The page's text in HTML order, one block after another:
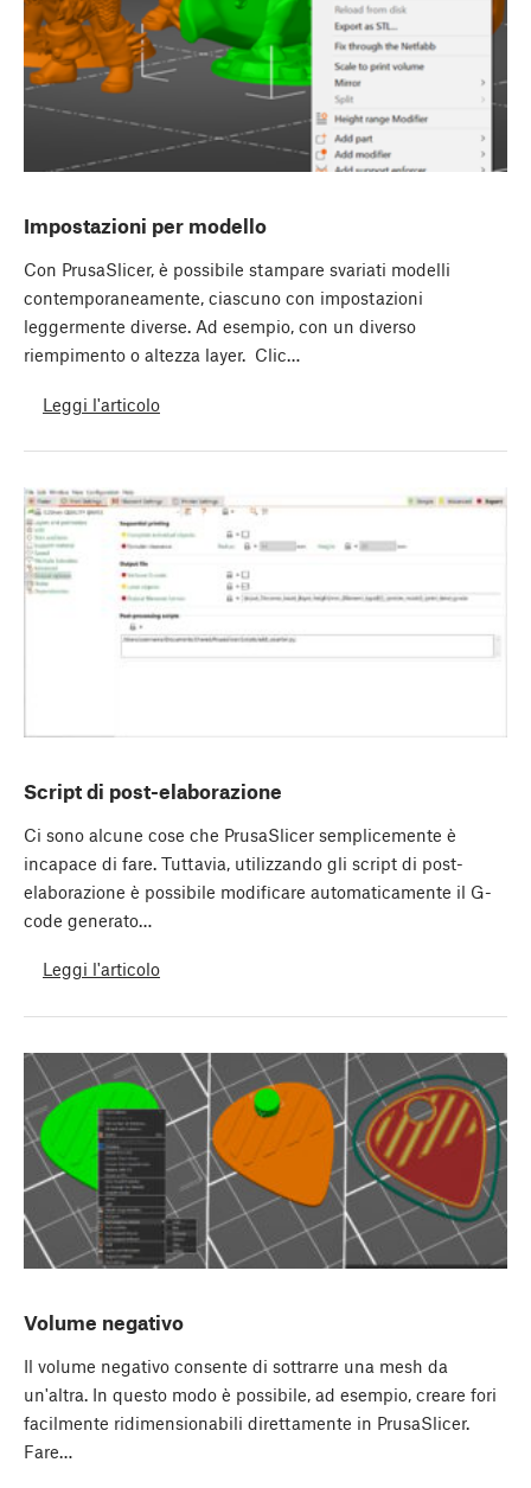
Impostazioni per modello
Con PrusaSlicer, è possibile stampare svariati modelli
contemporaneamente, ciascuno con impostazioni
leggermente diverse. Ad esempio, con un diverso
riempimento o altezza layer. Clic…
Leggi l'articolo
Script di post-elaborazione
Ci sono alcune cose che PrusaSlicer semplicemente è
incapace di fare. Tuttavia, utilizzando gli script di post-
elaborazione è possibile modificare automaticamente il G-
code generato…
Leggi l'articolo
Volume negativo
Il volume negativo consente di sottrarre una mesh da
un'altra. In questo modo è possibile, ad esempio, creare fori
facilmente ridimensionabili direttamente in PrusaSlicer.
Fare…